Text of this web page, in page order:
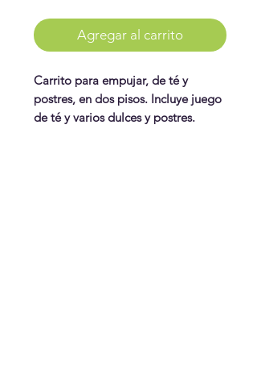
Agregar al carrito
Carrito para empujar, de té y
postres, en dos pisos. Incluye juego
de té y varios dulces y postres.